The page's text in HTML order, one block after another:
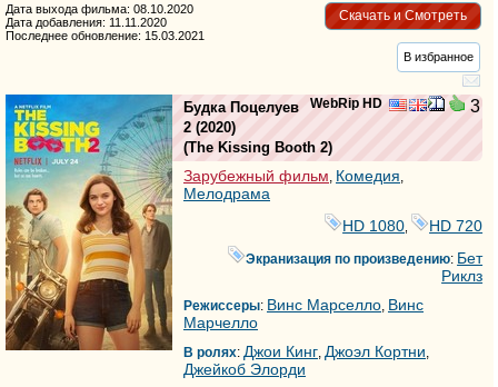
Скачать и Смотреть
Дата выхода фильма: 08.10.2020
Дата добавления: 11.11.2020
Последнее обновление: 15.03.2021
В избранное
WebRip HD 3
Будка Поцелуев
2 (2020)
(The Kissing Booth 2)
Зарубежный фильм Комедия
Мелодрама
HD 1080
HD 720
Экранизация по произведению: Бет
Риклз
Режиссеры: Винс Марселло Винс
Марчелло
В ролях: Джои Кинг Джоэл Кортни
Джейкоб Элорди